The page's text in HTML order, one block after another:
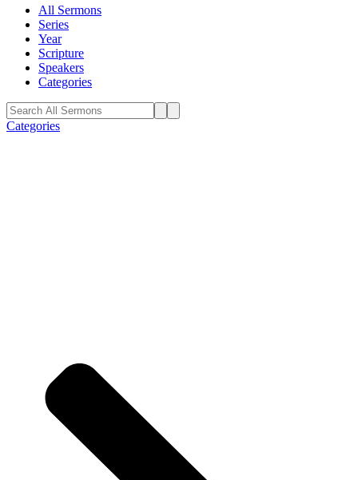
All Sermons
Series
Year
Scripture
Speakers
Categories
Categories